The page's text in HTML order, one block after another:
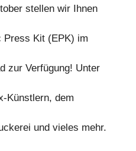
stellen wir Ihnen
Press Kit (EPK) im
zur Verfügung! Unter
Künstlern, dem
und vieles mehr.